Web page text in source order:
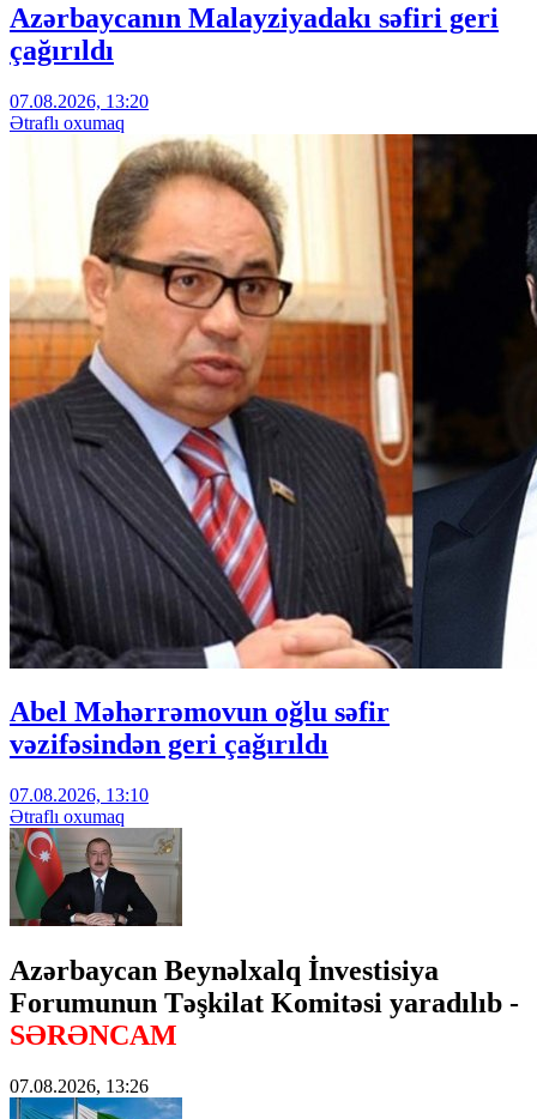
Azərbaycanın Malayziyadakı səfiri geri
çağırıldı
07.08.2026, 13:20
Ətraflı oxumaq
Abel Məhərrəmovun oğlu səfir
vəzifəsindən geri çağırıldı
07.08.2026, 13:10
Ətraflı oxumaq
Azərbaycan Beynəlxalq İnvestisiya
Forumunun Təşkilat Komitəsi yaradılıb -
SƏRƏNCAM
07.08.2026, 13:26